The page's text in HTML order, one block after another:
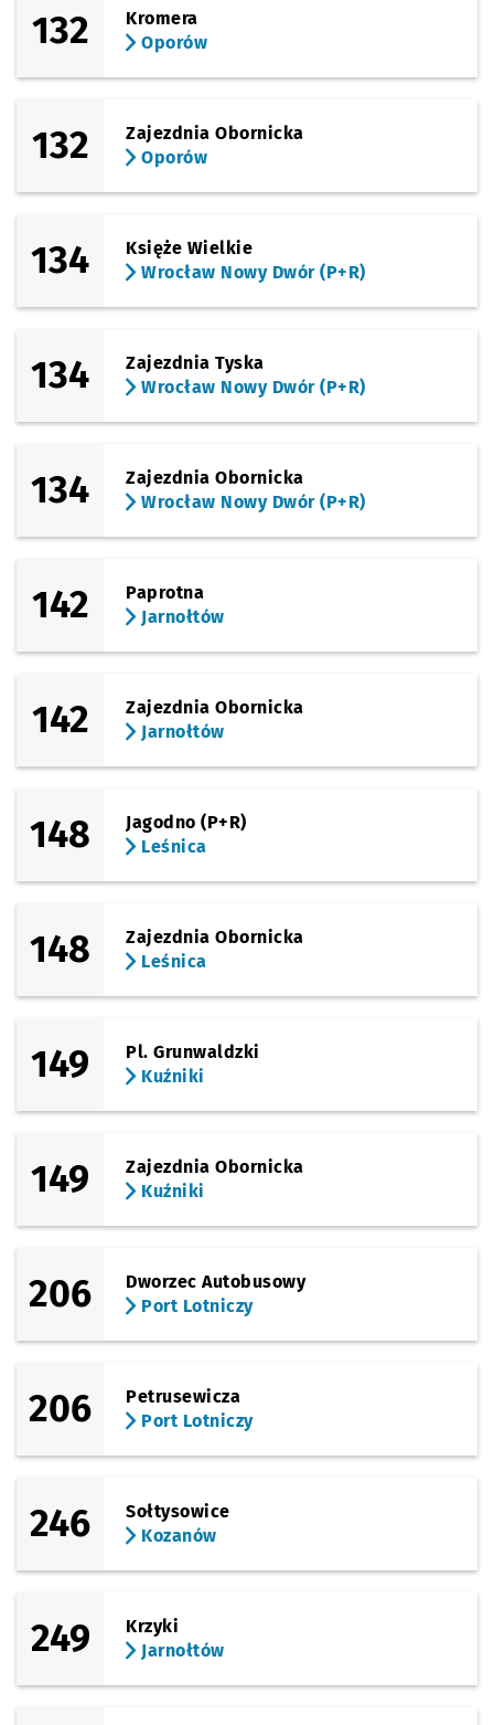
132
Kromera
Oporów
132
Zajezdnia Obornicka
Oporów
134
Księże Wielkie
Wrocław Nowy Dwór (P+R)
134
Zajezdnia Tyska
Wrocław Nowy Dwór (P+R)
134
Zajezdnia Obornicka
Wrocław Nowy Dwór (P+R)
142
Paprotna
Jarnołtów
142
Zajezdnia Obornicka
Jarnołtów
148
Jagodno (P+R)
Leśnica
148
Zajezdnia Obornicka
Leśnica
149
Pl. Grunwaldzki
Kuźniki
149
Zajezdnia Obornicka
Kuźniki
206
Dworzec Autobusowy
Port Lotniczy
206
Petrusewicza
Port Lotniczy
246
Sołtysowice
Kozanów
249
Krzyki
Jarnołtów